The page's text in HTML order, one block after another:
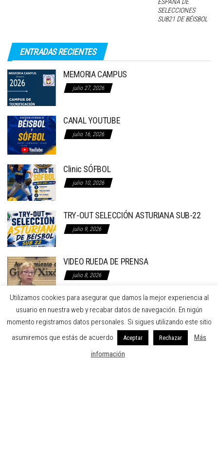
SELECCIONES
SUB21 DE BÉISBOL
ENTRADAS RECIENTES
MEMORIA CAMPUS
julio 27, 2026
CANAL YOUTUBE
julio 16, 2026
Clinic SÓFBOL
julio 10, 2026
TRY-OUT SELECCIÓN ASTURIANA SUB-22
julio 9, 2026
VIDEO RUEDA DE PRENSA
julio 8, 2026
RUEDA DE PRENSA EN EL AYTO. DE GIJON
RECLAMANDO LA REFORMA INTEGRAL DE LA
INSTALACION DE BÉISBOL
julio 7, 2026
Utilizamos cookies para asegurar que damos la mejor experiencia al
usuario en nuestra web y recabar datos de navegación. En nigún
momento registramos datos personales. Si sigues utilizando este sitio
asumiremos que estás de acuerdo
Aceptar Rechazar
Más
información